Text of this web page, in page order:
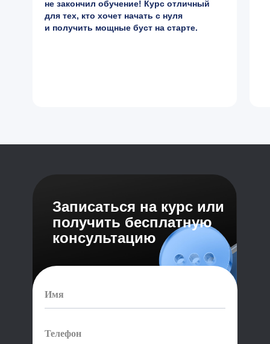
не закончил обучение! Курс отличный
для тех, кто хочет начать с нуля
и получить мощные буст на старте.
Записаться на курс или
получить бесплатную
консультацию